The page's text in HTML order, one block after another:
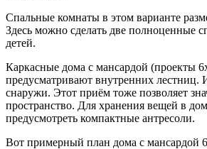
Спальные комнаты в этом варианте
Здесь можно сделать две полноценные
детей.
Каркасные дома с мансардой (проекты
предусматривают внутренних лестниц.
снаружи. Этот приём тоже позволяет
пространство. Для хранения вещей в
предусмотреть компактные антресоли.
Вот примерный план дома с мансардой